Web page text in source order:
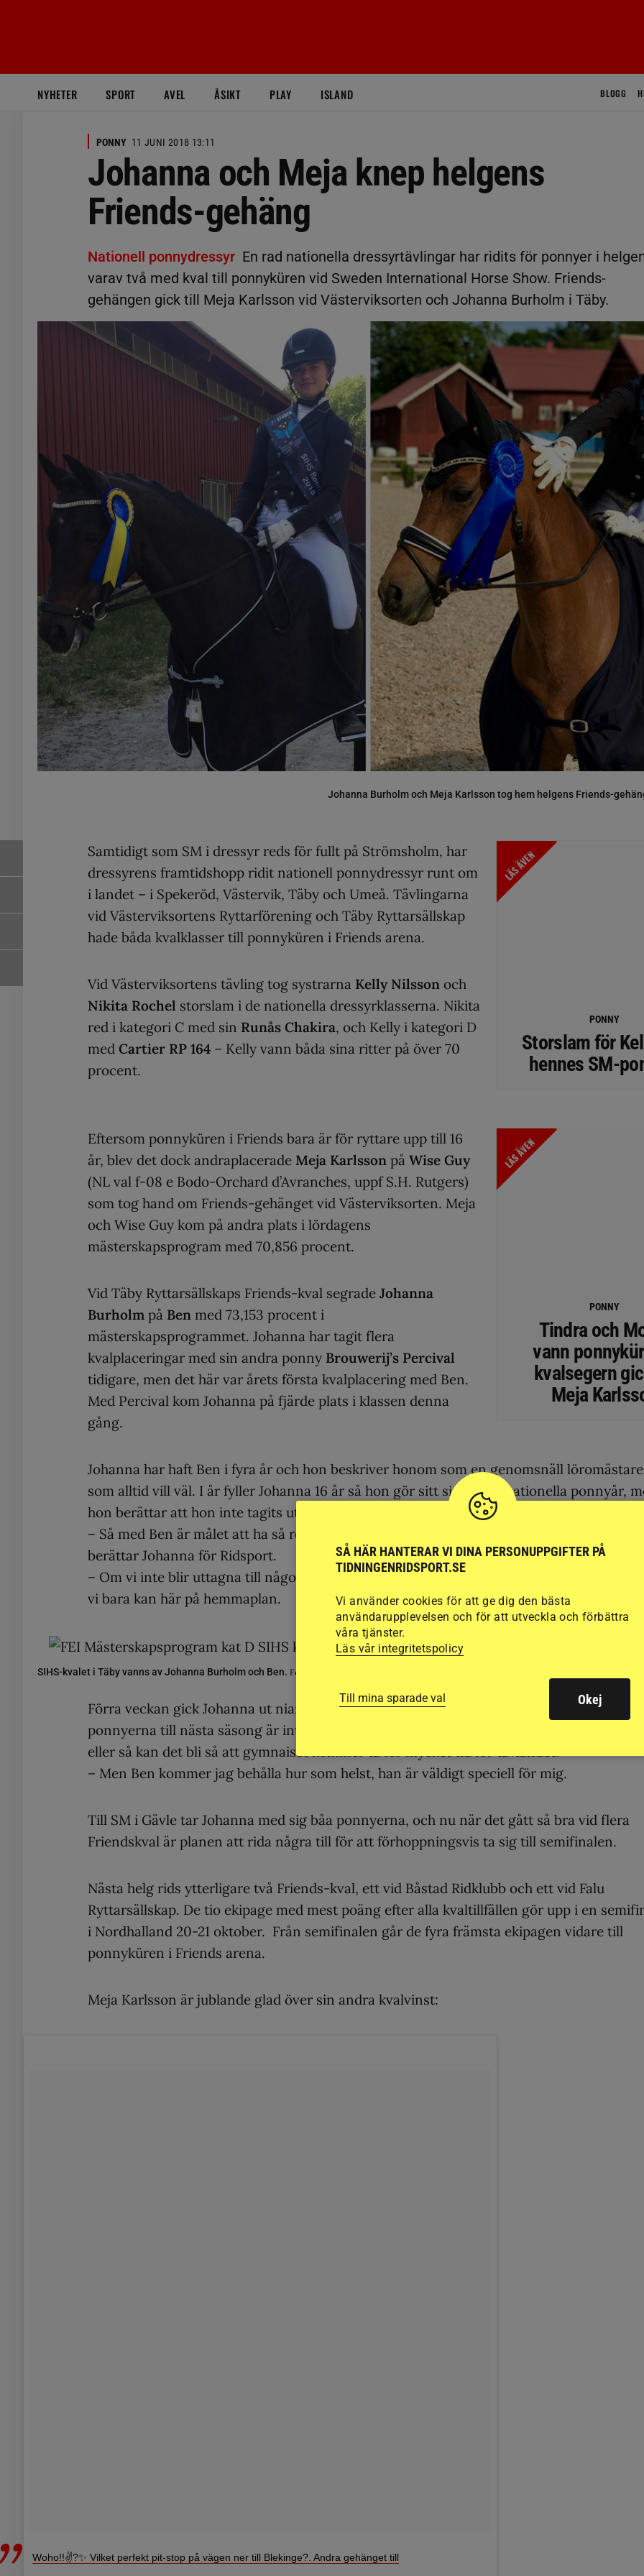
NYHETER SPORT AVEL ÅSIKT PLAY ISLAND BLOGG
PONNY 11 JUNI 2018 13:11
Johanna och Meja knep helgens
Friends-gehäng
Nationell ponnydressyr En rad nationella dressyrtävlingar har ridits för ponnyer i
varav två med kval till ponnyküren vid Sweden International Horse Show. Friends-
gehängen gick till Meja Karlsson vid Västerviksorten och Johanna Burholm i Täby.
Johanna Burholm och Meja Karlsson tog hem helgens Friends-
LÄS ÄVEN
PONNY
Storslam för
hennes SM-
Samtidigt som SM i dressyr reds för fullt på Strömsholm, har
dressyrens framtidshopp ridit nationell ponnydressyr runt om
i landet – i Spekeröd, Västervik, Täby och Umeå. Tävlingarna
vid Västerviksortens Ryttarförening och Täby Ryttarsällskap
hade båda kvalklasser till ponnyküren i Friends arena.
Vid Västerviksortens tävling tog systrarna Kelly Nilsson och
Nikita Rochel storslam i de nationella dressyrklasserna. Nikita
red i kategori C med sin Runås Chakira, och Kelly i kategori D
med Cartier RP 164 – Kelly vann båda sina ritter på över 70
procent.
LÄS ÄVEN
PONNY
Tindra och
vann
kvalsegern
Meja
Eftersom ponnyküren i Friends bara är för ryttare upp till 16
år, blev det dock andraplacerade Meja Karlsson på Wise Guy
(NL val f-08 e Bodo-Orchard d’Avranches, uppf S.H. Rutgers)
som tog hand om Friends-gehänget vid Västerviksorten. Meja
och Wise Guy kom på andra plats i lördagens
mästerskapsprogram med 70,856 procent.
Vid Täby Ryttarsällskaps Friends-kval segrade Johanna
Burholm på Ben med 73,153 procent i
mästerskapsprogrammet. Johanna har tagit flera
kvalplaceringar med sin andra ponny Brouwerij’s Percival
tidigare, men det här var årets första kvalplacering med Ben.
Med Percival kom Johanna på fjärde plats i klassen denna
gång.
Johanna har haft Ben i fyra år och hon beskriver honom som en genomsnäll löromästare
som alltid vill väl. I år fyller Johanna 16 år så hon gör sitt sista internationella ponnyår,
hon berättar att hon inte tagits ut till några internationella mästerskap i år.
– Så med Ben är målet att ha så roligt vi kan och jag ser varje dag som en gåva med
berättar Johanna för Ridsport.
– Om vi inte blir uttagna till någon tävling utomlands så ska vi försöka göra så bra ifrån
vi bara kan här på hemmaplan.
SIHS-kvalet i Täby vanns av Johanna Burholm och Ben. Foto:
Förra veckan gick Johanna ut nian och till hösten väntar gymnaiset. Hur hon ska göra
ponnyerna till nästa säsong är inte riktigt bestämt ännu. Kanske går hon över på stor
eller så kan det bli så att gymnaiset kommer ta för mycket tid för tävlandet.
– Men Ben kommer jag behålla hur som helst, han är väldigt speciell för mig.
Till SM i Gävle tar Johanna med sig båa ponnyerna, och nu när det gått så bra vid flera
Friendskval är planen att rida några till för att förhoppningsvis ta sig till semifinalen.
Nästa helg rids ytterligare två Friends-kval, ett vid Båstad Ridklubb och ett vid Falu
Ryttarsällskap. De tio ekipage med mest poäng efter alla kvaltillfällen gör upp i en
i Nordhalland 20-21 oktober. Från semifinalen går de fyra främsta ekipagen vidare till
ponnyküren i Friends arena.
Meja Karlsson är jublande glad över sin andra kvalvinst:
Woho!!✌?✨ Vilket perfekt pit-stop på vägen ner till Blekinge?. Andra gehänget till
SÅ HÄR HANTERAR VI DINA PERSONUPPGIFTER PÅ
TIDNINGENRIDSPORT.SE
Vi använder cookies för att ge dig den bästa
användarupplevelsen och för att utveckla och förbättra
våra tjänster.
Läs vår integritetspolicy
Till mina sparade val Okej